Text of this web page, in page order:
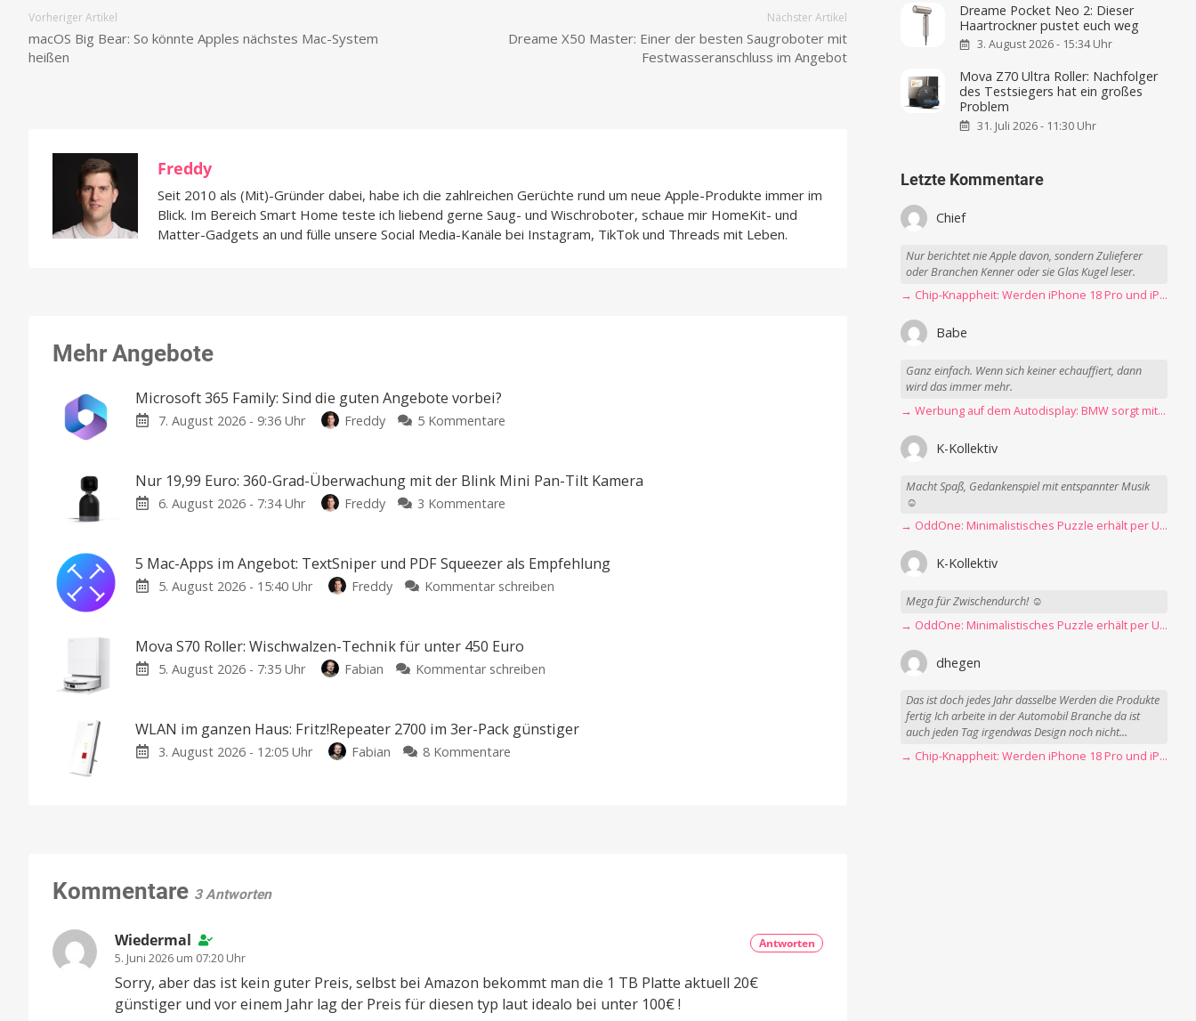
Vorheriger Artikel
macOS Big Bear: So könnte Apples nächstes Mac-System
heißen
Nächster Artikel
Dreame X50 Master: Einer der besten Saugroboter mit
Festwasseranschluss im Angebot
Freddy
Seit 2010 als (Mit)-Gründer dabei, habe ich die zahlreichen Gerüchte rund um neue Apple-Produkte immer im
Blick. Im Bereich Smart Home teste ich liebend gerne Saug- und Wischroboter, schaue mir HomeKit- und
Matter-Gadgets an und fülle unsere Social Media-Kanäle bei Instagram, TikTok und Threads mit Leben.
Mehr Angebote
Microsoft 365 Family: Sind die guten Angebote vorbei?
7. August 2026 - 9:36 Uhr Freddy 5 Kommentare
Family:
vorbei?
Große
Rabatte
Nur 19,99 Euro: 360-Grad-Überwachung mit der Blink Mini Pan-Tilt Kamera
6. August 2026 - 7:34 Uhr Freddy 3 Kommentare
Euro:
360-
Grad-
der
Blink
Tilt
Kamera
5 Mac-Apps im Angebot: TextSniper und PDF Squeezer als Empfehlung
5. August 2026 - 15:40 Uhr Freddy Kommentar schreiben
PDF
Mova S70 Roller: Wischwalzen-Technik für unter 450 Euro
5. August 2026 - 7:35 Uhr Fabian Kommentar schreiben
Roller:
Wischwalzen-
WLAN im ganzen Haus: Fritz!Repeater 2700 im 3er-Pack günstiger
3. August 2026 - 12:05 Uhr Fabian 8 Kommentare
Fritz!Box
Kommentare 3 Antworten
Wiedermal
5. Juni 2026 um 07:20 Uhr
Sorry, aber das ist kein guter Preis, selbst bei Amazon bekommt man die 1 TB Platte aktuell 20€
günstiger und vor einem Jahr lag der Preis für diesen typ laut idealo bei unter 100€ !
Antworten
Dreame Pocket Neo 2: Dieser
Haartrockner pustet euch weg
3. August 2026 - 15:34 Uhr
Mova Z70 Ultra Roller: Nachfolger
des Testsiegers hat ein großes
Problem
31. Juli 2026 - 11:30 Uhr
Letzte Kommentare
Chief
Nur berichtet nie Apple davon, sondern Zulieferer
oder Branchen Kenner oder sie Glas Kugel leser.
→ Chip-Knappheit: Werden iPhone 18 Pro und iPhone Ultra rechtzeitig fertig?
Babe
Ganz einfach. Wenn sich keiner echauffiert, dann
wird das immer mehr.
→ Werbung auf dem Autodisplay: BMW sorgt mit Spider-Man-Werbung für scharfe Kritik
K-Kollektiv
Macht Spaß, Gedankenspiel mit entspannter Musik
☺️
→ OddOne: Minimalistisches Puzzle erhält per Update 150 neue Level
K-Kollektiv
Mega für Zwischendurch! ☺️
→ OddOne: Minimalistisches Puzzle erhält per Update 150 neue Level
dhegen
Das ist doch jedes Jahr dasselbe Werden die Produkte
fertig Ich arbeite in der Automobil Branche da ist
auch jeden Tag irgendwas Design noch nicht...
→ Chip-Knappheit: Werden iPhone 18 Pro und iPhone Ultra rechtzeitig fertig?